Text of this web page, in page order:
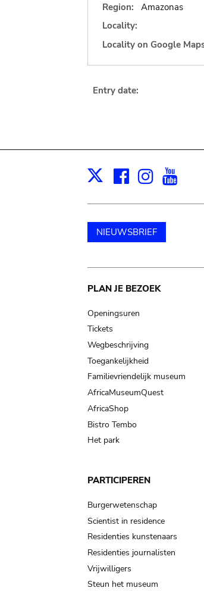
Region:
Amazonas
Locality:
Locality on Google
Entry date:
X Facebook
NIEUWSBRIEF
Main
navigation
PLAN JE BEZOEK
Openingsuren
Tickets
Wegbeschrijving
Toegankelijkheid
Familievriendelijk museum
AfricaMuseumQuest
AfricaShop
Bistro Tembo
Het park
PARTICIPEREN
Burgerwetenschap
Scientist in residence
Residenties kunstenaars
Residenties journalisten
Vrijwilligers
Steun het museum